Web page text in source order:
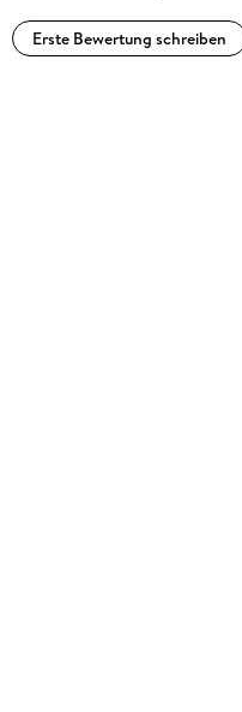
Erste Bewertung schreiben